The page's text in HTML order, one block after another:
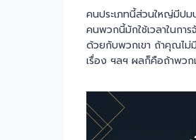
คนประเภทนี้ส่วนใหญ่มีปม
คนพวกนี้มักใช้เวลาในกา
ด้วยกับพวกเขา ถ้าคุณไม่
เรื่อง ฯลฯ ผลก็คือถ้าพวก